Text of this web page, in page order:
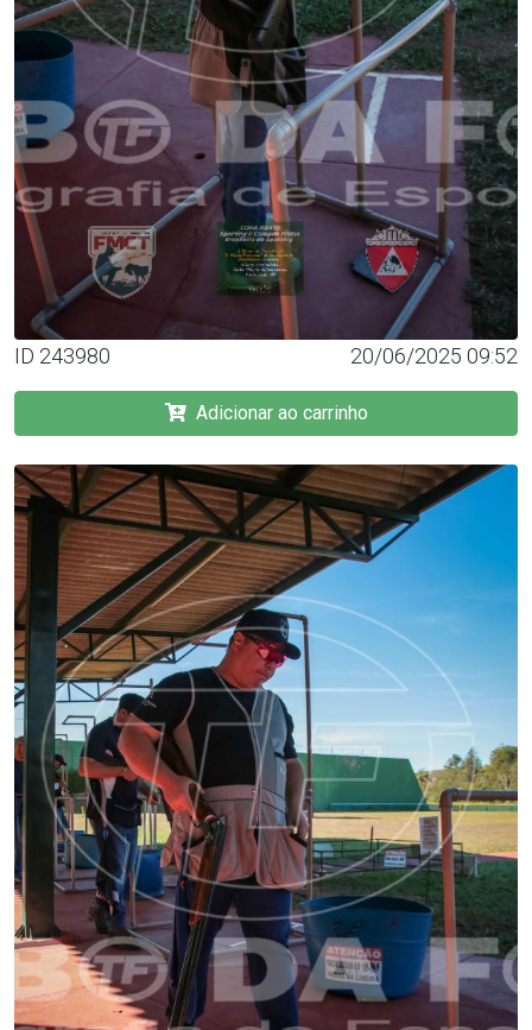
ID 243980 20/06/2025 09:52
Adicionar ao carrinho